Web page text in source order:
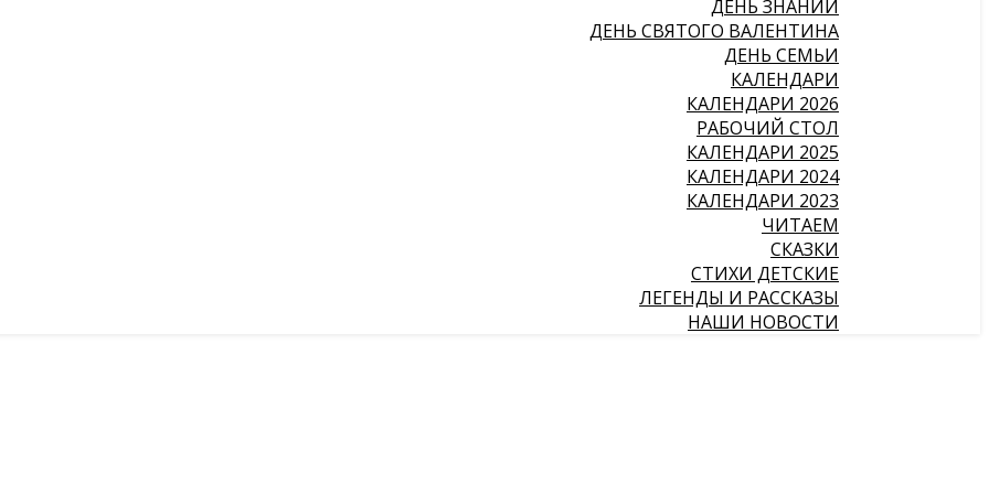
ДЕНЬ ЗНАНИЙ
ДЕНЬ СВЯТОГО ВАЛЕНТИНА
ДЕНЬ СЕМЬИ
КАЛЕНДАРИ
КАЛЕНДАРИ 2026
РАБОЧИЙ СТОЛ
КАЛЕНДАРИ 2025
КАЛЕНДАРИ 2024
КАЛЕНДАРИ 2023
ЧИТАЕМ
СКАЗКИ
СТИХИ ДЕТСКИЕ
ЛЕГЕНДЫ И РАССКАЗЫ
НАШИ НОВОСТИ